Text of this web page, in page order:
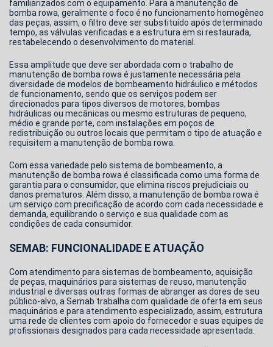
familiarizados com o equipamento. Para a manutenção de
bomba rowa, geralmente o foco é no funcionamento homogêneo
das peças, assim, o filtro deve ser substituído após determinado
tempo, as válvulas verificadas e a estrutura em si restaurada,
restabelecendo o desenvolvimento do material.
Essa amplitude que deve ser abordada com o trabalho de
manutenção de bomba rowa é justamente necessária pela
diversidade de modelos de bombeamento hidráulico e métodos
de funcionamento, sendo que os serviços podem ser
direcionados para tipos diversos de motores, bombas
hidráulicas ou mecânicas ou mesmo estruturas de pequeno,
médio e grande porte, com instalações em poços de
redistribuição ou outros locais que permitam o tipo de atuação e
requisitem a manutenção de bomba rowa
Com essa variedade pelo sistema de bombeamento, a
manutenção de bomba rowa é classificada como uma forma de
garantia para o consumidor, que elimina riscos prejudiciais ou
danos prematuros. Além disso, a manutenção de bomba rowa é
um serviço com precificação de acordo com cada necessidade e
demanda, equilibrando o serviço e sua qualidade com as
condições de cada consumidor.
SEMAB: FUNCIONALIDADE E ATUAÇÃO
Com atendimento para sistemas de bombeamento, aquisição
de peças, maquinários para sistemas de reuso, manutenção
industrial e diversas outras formas de abranger as dores de seu
público-alvo, a Semab trabalha com qualidade de oferta em seus
maquinários e para atendimento especializado, assim, estrutura
uma rede de clientes com apoio do fornecedor e suas equipes de
profissionais designados para cada necessidade apresentada.